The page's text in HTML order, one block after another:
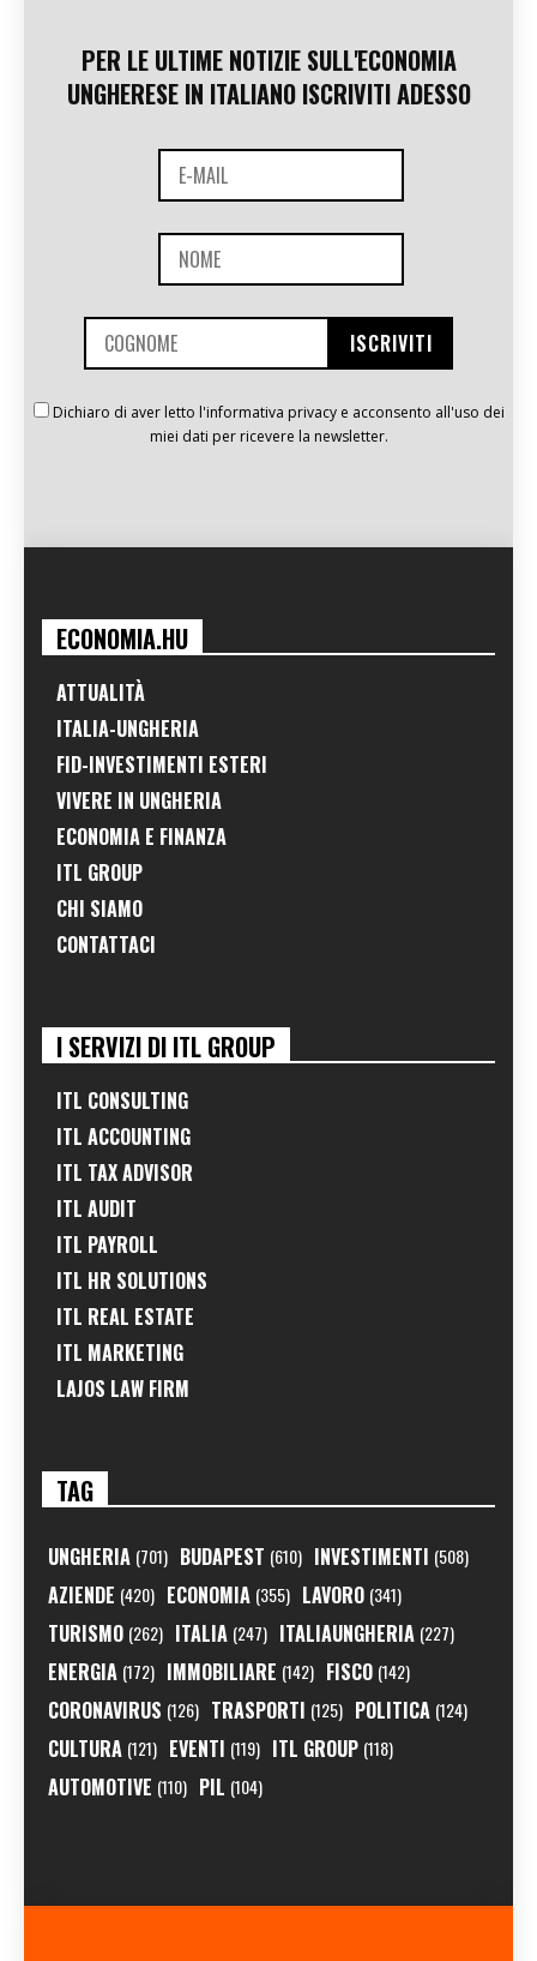
PER LE ULTIME NOTIZIE SULL'ECONOMIA
UNGHERESE IN ITALIANO ISCRIVITI ADESSO
Dichiaro di aver letto l'informativa privacy e acconsento all'uso dei
miei dati per ricevere la newsletter.
ECONOMIA.HU
ATTUALITÀ
ITALIA-UNGHERIA
FID-INVESTIMENTI ESTERI
VIVERE IN UNGHERIA
ECONOMIA E FINANZA
ITL GROUP
CHI SIAMO
CONTATTACI
I SERVIZI DI ITL GROUP
ITL CONSULTING
ITL ACCOUNTING
ITL TAX ADVISOR
ITL AUDIT
ITL PAYROLL
ITL HR SOLUTIONS
ITL REAL ESTATE
ITL MARKETING
LAJOS LAW FIRM
TAG
UNGHERIA (701) BUDAPEST (610) INVESTIMENTI (508)
AZIENDE (420) ECONOMIA (355) LAVORO (341)
TURISMO (262) ITALIA (247) ITALIAUNGHERIA (227)
ENERGIA (172) IMMOBILIARE (142) FISCO (142)
CORONAVIRUS (126) TRASPORTI (125) POLITICA (124)
CULTURA (121) EVENTI (119) ITL GROUP (118)
AUTOMOTIVE (110) PIL (104)